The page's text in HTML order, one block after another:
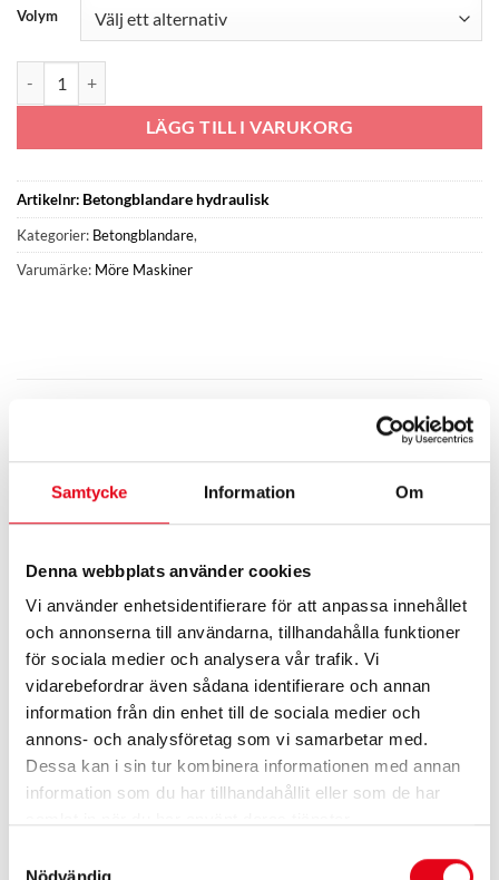
Samtycke Information Om
Denna webbplats använder cookies
Vi använder enhetsidentifierare för att anpassa innehållet
och annonserna till användarna, tillhandahålla funktioner
för sociala medier och analysera vår trafik. Vi
vidarebefordrar även sådana identifierare och annan
information från din enhet till de sociala medier och
annons- och analysföretag som vi samarbetar med.
Dessa kan i sin tur kombinera informationen med annan
information som du har tillhandahållit eller som de har
Nödvändig
Volym
Hydraulisk betongblandare | 800-1200L tvångsblandare för Traktor
LÄGG TILL I VARUKORG
Artikelnr: Betongblandare hydraulisk
Kategorier: Betongblandare,
Varumärke: Möre Maskiner
Hydraulisk betongblandare för lantbruk och
Betongblandare framtagen för dig som behöver
producera egen betong på ett smidigt och
kostnadseffektivt sätt.
Blandaren kopplas direkt till maskinens hydraulik
och monteras i trepunktsfäste, vilket gör den enkel
att transportera mellan olika arbetsplatser.
Tack vare tvångsblandningen erhålls en jämn och
homogen betongblandning samtidigt som
blandaren kan flyttas under arbete.
av plattor, fundament, stolpar, lantbruksbyggnader